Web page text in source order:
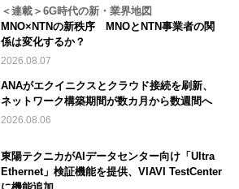
＜連載＞6G時代の新・業界地図
MNO×NTNの新秩序 MNOとNTN事業者の関
係は変化するか？
2026.08.07
ANAがエクイニクスとクラウド接続を刷新、
ネットワーク構築期間が数カ月から数週間へ
2026.08.06
東陽テクニカがAIデータセンター向け「Ultra
Ethernet」検証機能を提供、VIAVI TestCenter